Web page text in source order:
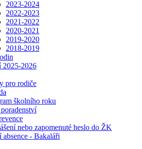
2023-2024
2022-2023
2021-2022
2020-2021
2019-2020
2018-2019
2025-2026
pro rodiče
školního roku
nebo zapomenuté heslo do ŽK
- Bakaláři